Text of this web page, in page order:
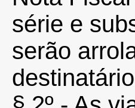
série e
serão